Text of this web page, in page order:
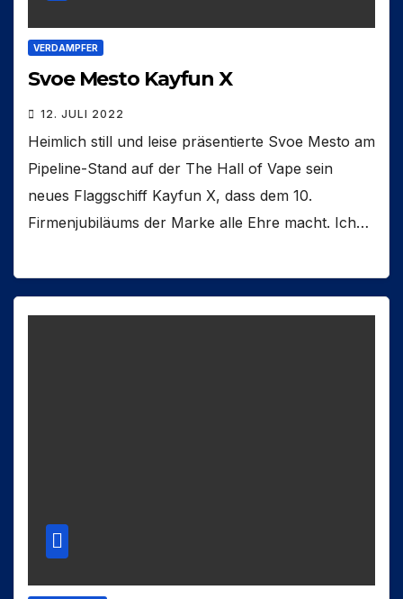
VERDAMPFER
Svoe Mesto Kayfun X
12. JULI 2022
Heimlich still und leise präsentierte Svoe Mesto am
Pipeline-Stand auf der The Hall of Vape sein
neues Flaggschiff Kayfun X, dass dem 10.
Firmenjubiläums der Marke alle Ehre macht. Ich…